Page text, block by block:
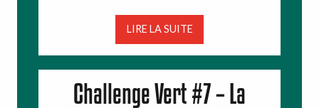
LIRE LA SUITE
Challenge Vert #7 – La